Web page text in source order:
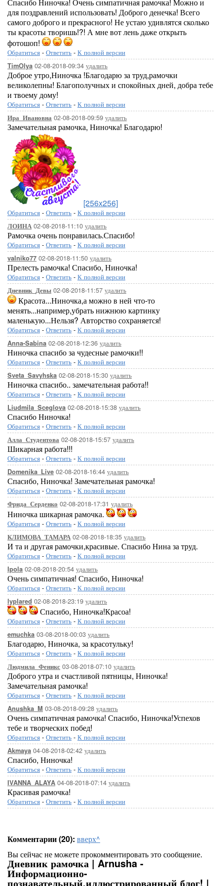
для поздравлений использовать! Доброго денечка! Всего
самого доброго и прекрасного! Не устаю удивлятся сколько
ты красоты творишь!?! А мне вот лень даже открыть
фотошоп!
Обратиться - Ответить - К полной версии
TimOlya 02-08-2018-09:34 удалить
Доброе утро,Ниночка !Благодарю за труд,рамочки
великолепны! Благополучных и спокойных дней, добра тебе
и твоему дому!
Обратиться - Ответить - К полной версии
Ира_Ивановна 02-08-2018-09:59 удалить
Замечательная рамочка, Ниночка! Благодарю!
[256x256]
Обратиться - Ответить - К полной версии
ЛОИНА 02-08-2018-11:10 удалить
Рамочка очень понравилась.Спасибо!
Обратиться - Ответить - К полной версии
valniko77 02-08-2018-11:50 удалить
Прелесть рамочка! Спасибо, Ниночка!
Обратиться - Ответить - К полной версии
Дневник_Девы 02-08-2018-11:57 удалить
Красота...Ниночка,а можно в ней что-то
менять...например,убрать нижнюю картинку
маленькую...Нельзя? Авторство сохраняется!
Обратиться - Ответить - К полной версии
Anna-Sabina 02-08-2018-12:36 удалить
Ниночка спасибо за чудесные рамочки!!
Обратиться - Ответить - К полной версии
Sveta_Savyhska 02-08-2018-15:30 удалить
Ниночка спасибо.. замечательная работа!!
Обратиться - Ответить - К полной версии
Liudmila_Sceglova 02-08-2018-15:38 удалить
Спасибо Ниночка!
Обратиться - Ответить - К полной версии
Алла_Студентова 02-08-2018-15:57 удалить
Шикарная работа!!!
Обратиться - Ответить - К полной версии
Domenika_Live 02-08-2018-16:44 удалить
Спасибо, Ниночка! Замечательная рамочка!
Обратиться - Ответить - К полной версии
Фрида_Серденко 02-08-2018-17:31 удалить
Ниночка шикарная рамочка.
Обратиться - Ответить - К полной версии
КЛИМОВА_ТАМАРА 02-08-2018-18:35 удалить
И та и другая рамочки,красивые. Спасибо Нина за труд.
Обратиться - Ответить - К полной версии
Ipola 02-08-2018-20:54 удалить
Очень симпатичная! Спасибо, Ниночка!
Обратиться - Ответить - К полной версии
lyplared 02-08-2018-23:19 удалить
Спасибо, Ниночка!Красоа!
Обратиться - Ответить - К полной версии
emuchka 03-08-2018-00:03 удалить
Благодарю, Ниночка, за красотульку!
Обратиться - Ответить - К полной версии
Людмила_Феникс 03-08-2018-07:10 удалить
Доброго утра и счастливой пятницы, Ниночка!
Замечательная рамочка!
Обратиться - Ответить - К полной версии
Anushka_M 03-08-2018-09:28 удалить
Очень симпатичная рамочка! Спасибо, Ниночка!Успехов
тебе и творческих побед!
Обратиться - Ответить - К полной версии
Akmaya 04-08-2018-02:42 удалить
Спасибо, Ниночка!
Обратиться - Ответить - К полной версии
IVANNA_ALAYA 04-08-2018-07:14 удалить
Красивая рамочка!
Обратиться - Ответить - К полной версии
Комментарии (20): вверх^
Вы сейчас не можете прокомментировать это сообщение.
Дневник рамочка | Arnusha -
Информационно-
познавательный,иллюстрированный блог! |